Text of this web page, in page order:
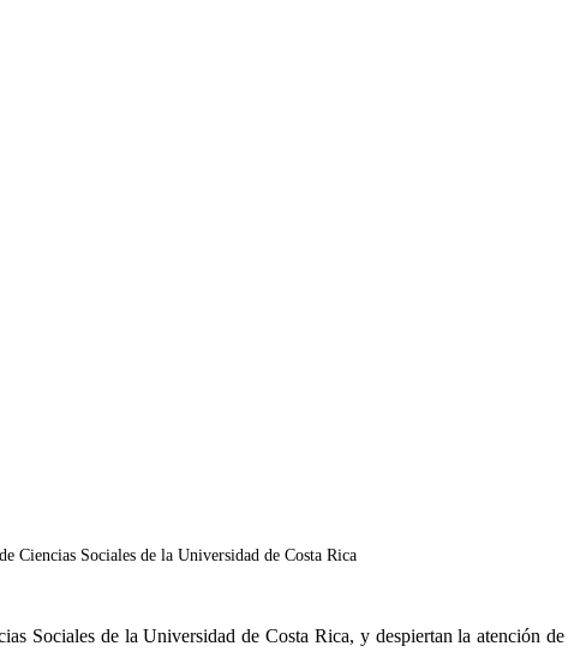
Ciencias Sociales de la Universidad de Costa Rica
Sociales de la Universidad de Costa Rica, y despiertan la atención de